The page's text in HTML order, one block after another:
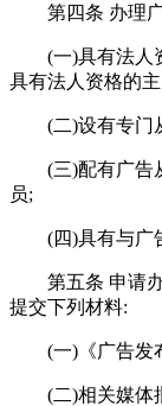
第四条 办理
(一)具有法人
具有法人资格的
(二)设有专门
(三)配有广告
员;
(四)具有与广
第五条 申请
提交下列材料:
(一)《广告发
(二)相关媒体